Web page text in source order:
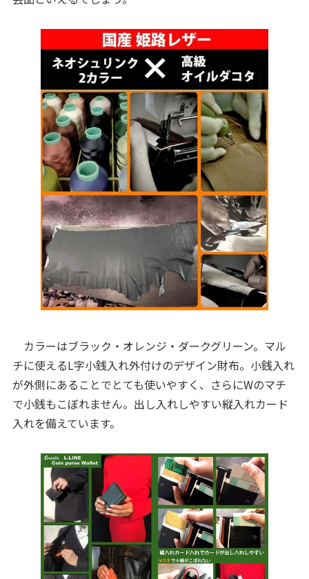
カラーはブラック・オレンジ・ダークグリーン。マル
チに使えるL字小銭入れ外付けのデザイン財布。小銭入れ
が外側にあることでとても使いやすく、さらにWのマチ
で小銭もこぼれません。出し入れしやすい縦入れカード
入れを備えています。